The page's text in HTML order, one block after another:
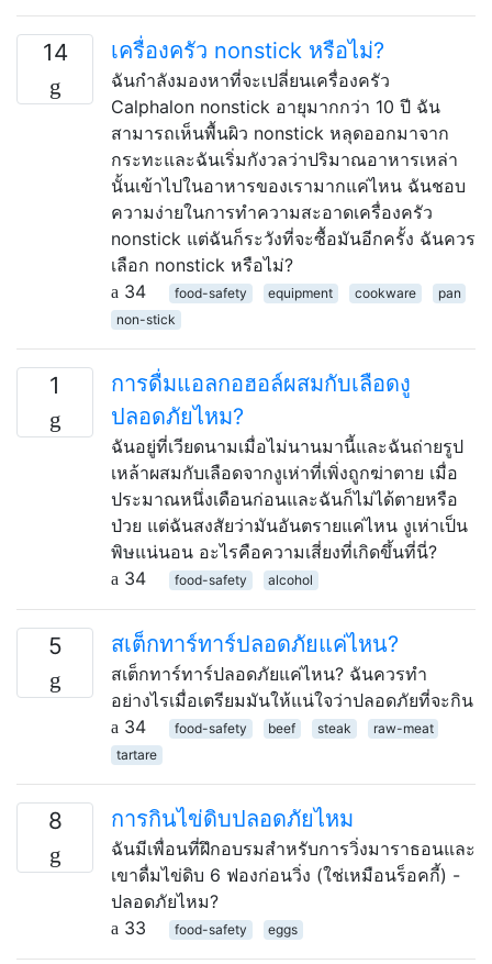
14 เครื่องครัว nonstick หรือไม่?
ฉันกำลังมองหาที่จะเปลี่ยนเครื่องครัว
Calphalon nonstick อายุมากกว่า 10 ปี ฉัน
สามารถเห็นพื้นผิว nonstick หลุดออกมาจาก
กระทะและฉันเริ่มกังวลว่าปริมาณอาหารเหล่า
นั้นเข้าไปในอาหารของเรามากแค่ไหน ฉันชอบ
ความง่ายในการทำความสะอาดเครื่องครัว
nonstick แต่ฉันก็ระวังที่จะซื้อมันอีกครั้ง ฉันควร
เลือก nonstick หรือไม่?
34
food-safety equipment cookware
pan
non-stick
1
การดื่มแอลกอฮอล์ผสมกับเลือดงู
ปลอดภัยไหม?
ฉันอยู่ที่เวียดนามเมื่อไม่นานมานี้และฉันถ่ายรูป
เหล้าผสมกับเลือดจากงูเห่าที่เพิ่งถูกฆ่าตาย เมื่อ
ประมาณหนึ่งเดือนก่อนและฉันก็ไม่ได้ตายหรือ
ป่วย แต่ฉันสงสัยว่ามันอันตรายแค่ไหน งูเห่าเป็น
พิษแน่นอน อะไรคือความเสี่ยงที่เกิดขึ้นที่นี่?
34
food-safety alcohol
5 สเต็กทาร์ทาร์ปลอดภัยแค่ไหน?
สเต็กทาร์ทาร์ปลอดภัยแค่ไหน? ฉันควรทำ
อย่างไรเมื่อเตรียมมันให้แน่ใจว่าปลอดภัยที่จะกิน
34
food-safety beef steak
raw-meat
tartare
8 การกินไข่ดิบปลอดภัยไหม
ฉันมีเพื่อนที่ฝึกอบรมสำหรับการวิ่งมาราธอนและ
เขาดื่มไข่ดิบ 6 ฟองก่อนวิ่ง (ใช่เหมือนร็อคกี้) -
ปลอดภัยไหม?
33
food-safety eggs